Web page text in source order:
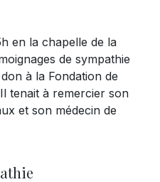
en la chapelle de la
de sympathie
à la Fondation de
tenait à remercier son
et son médecin de